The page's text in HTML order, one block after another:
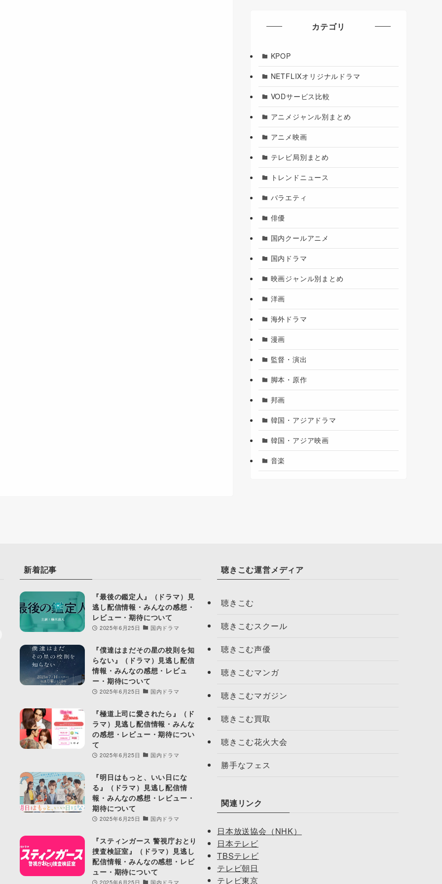
カテゴリ
KPOP
NETFLIXオリジナルドラマ
VODサービス比較
アニメジャンル別まとめ
アニメ映画
テレビ局別まとめ
トレンドニュース
バラエティ
俳優
国内クールアニメ
国内ドラマ
映画ジャンル別まとめ
洋画
海外ドラマ
漫画
監督・演出
脚本・原作
邦画
韓国・アジアドラマ
韓国・アジア映画
音楽
新着記事
『最後の鑑定人』（ドラマ）見
逃し配信情報・みんなの感想・
レビュー・期待について
2025年6月25日 国内ドラマ
『僕達はまだその星の校則を知
らない』（ドラマ）見逃し配信
情報・みんなの感想・レビュ
ー・期待について
2025年6月25日 国内ドラマ
『極道上司に愛されたら』（ド
ラマ）見逃し配信情報・みんな
の感想・レビュー・期待につい
て
2025年6月25日 国内ドラマ
『明日はもっと、いい日にな
る』（ドラマ）見逃し配信情
報・みんなの感想・レビュー・
期待について
2025年6月25日 国内ドラマ
『スティンガース 警視庁おとり
捜査検証室』（ドラマ）見逃し
配信情報・みんなの感想・レビ
ュー・期待について
2025年6月25日 国内ドラマ
聴きこむ運営メディア
聴きこむ
聴きこむスクール
聴きこむ声優
聴きこむマンガ
聴きこむマガジン
聴きこむ買取
聴きこむ花火大会
勝手なフェス
関連リンク
日本放送協会（NHK）
日本テレビ
TBSテレビ
テレビ朝日
テレビ東京